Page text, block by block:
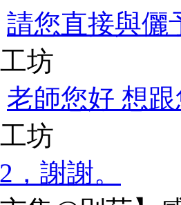
請您直接與儷
坊
老師您好 想
坊
，謝謝。